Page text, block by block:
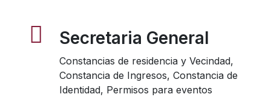
Secretaria General
Constancias de residencia y Vecindad,
Constancia de Ingresos, Constancia de
Identidad, Permisos para eventos